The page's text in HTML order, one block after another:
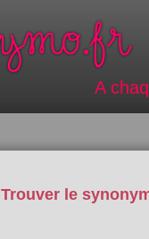
A
Trouver le